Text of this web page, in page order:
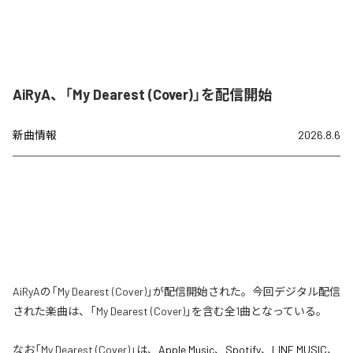
AiRyA、「My Dearest (Cover)」を配信開始
新曲情報 2026.8.6
AiRyAの「My Dearest (Cover)」が配信開始された。今回デジタル配信
された楽曲は、「My Dearest (Cover)」を含む全1曲となっている。
なお「My Dearest (Cover)」は、 Apple Music、 Spotify、 LINE MUSIC、